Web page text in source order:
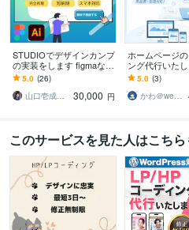
STUDIOでデザインカンプ
の実装をします figmaなど
のデザインカンプを完全
再現します！
5.0 (26)
山口壱成｜STUDIO専門Web制作
30,000 円
ホームページ
ング代行いたし
ディング実務検
高品質な制作物
いたします。
5.0 (3)
かわ＠webコーディング
このサービスを見た人はこち